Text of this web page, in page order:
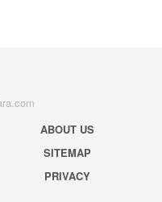
ABOUT US
SITEMAP
PRIVACY